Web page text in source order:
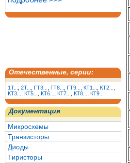
Отечественные, серии:
1T... 2T... ГТ3... ГТ8... ГТ9... КТ1... КТ2...
КТ3...
КТ5... КТ6... КТ7... КТ8... КТ9...
Документация
Микросхемы
Транзисторы
Диоды
Тиристоры